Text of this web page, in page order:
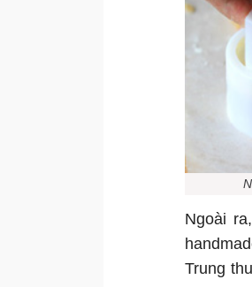
Ngoài
Trung